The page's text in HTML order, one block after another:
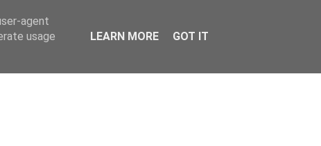
Συνδικαλισμός Σ.Α. Επικοινωνία Κόσμος
agent
usage
LEARN MORE GOT IT